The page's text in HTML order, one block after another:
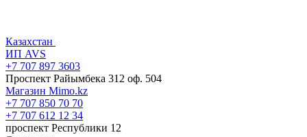
Казахстан
ИП AVS
+7 707 897 3603
Проспект Райымбека 312 оф. 504
Магазин Mimo.kz
+7 707 850 70 70
+7 707 612 12 34
проспект Республики 12